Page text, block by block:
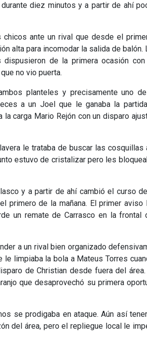
diez minutos y a partir de ahí
ante un rival que desde el
alta para incomodar la salida de balón.
de la primera ocasión con
no vio puerta.
planteles y precisamente uno
a un Joel que le ganaba la
carga Mario Rejón con un disparo
le trataba de buscar las cosquillas
estuvo de cristalizar pero les
y a partir de ahí cambió el curso
primero de la mañana. El primer aviso
un remate de Carrasco en la frontal
a un rival bien organizado
limpiaba la bola a Mateus Torres
de Christian desde fuera del
que desaprovechó su primera
se prodigaba en ataque. Aún así
del área, pero el repliegue local le